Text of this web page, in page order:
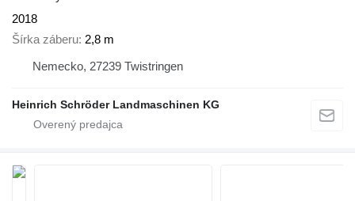
2018
Šírka záberu 2,8 m
Nemecko, 27239 Twistringen
Heinrich Schröder Landmaschinen KG